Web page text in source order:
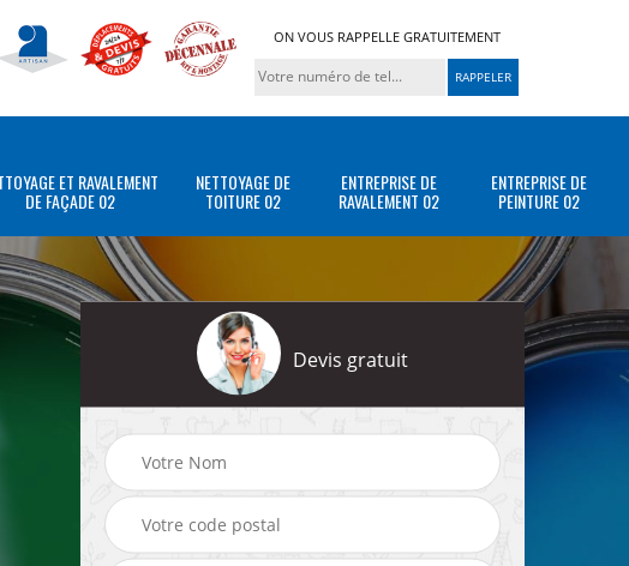
ON VOUS RAPPELLE GRATUITEMENT
ET RAVALEMENT
DE FAÇADE 02
NETTOYAGE DE
TOITURE 02
ENTREPRISE DE
RAVALEMENT 02
ENTREPRISE DE
PEINTURE 02
Devis gratuit